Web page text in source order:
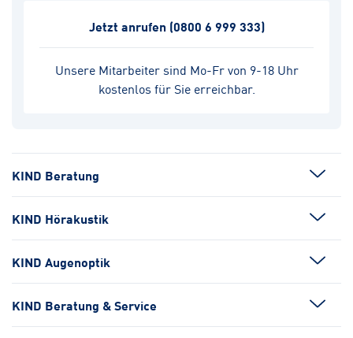
Unsere Mitarbeiter sind Mo-Fr von 9-18 Uhr
kostenlos für Sie erreichbar.
Jetzt anrufen (0800 6 999 333)
KIND Beratung
KIND Hörakustik
KIND Augenoptik
KIND Beratung & Service